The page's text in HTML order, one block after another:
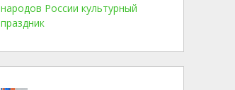
народов России культурный
праздник